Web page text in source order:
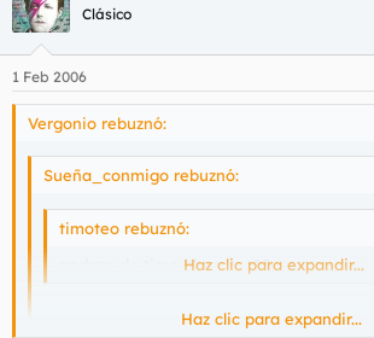
Clásico
1 Feb 2006
Vergonio rebuznó:
Sueña_conmigo rebuznó:
timoteo rebuznó:
pedazo de timo al canto :12Haz clic para expandir...
Nunca serás grande en este foro con
Haz clic para expandir...
Haz clic para expandir...